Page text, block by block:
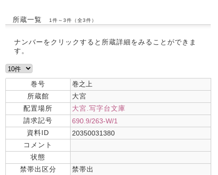
所蔵一覧 1件～3件（全3件）
ナンバーをクリックすると所蔵詳細をみることができま
す。
巻号
巻之上
所蔵館
大宮
配置場所
大宮.写字台文庫
請求記号
690.9/263-W/1
資料ID
20350031380
コメント
状態
禁帯出区分
禁帯出